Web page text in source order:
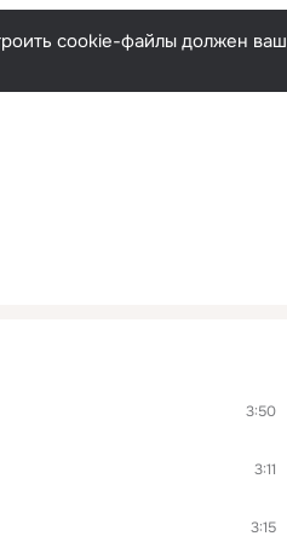
cookie-файлы должен ваш
3:50
3:11
3:15